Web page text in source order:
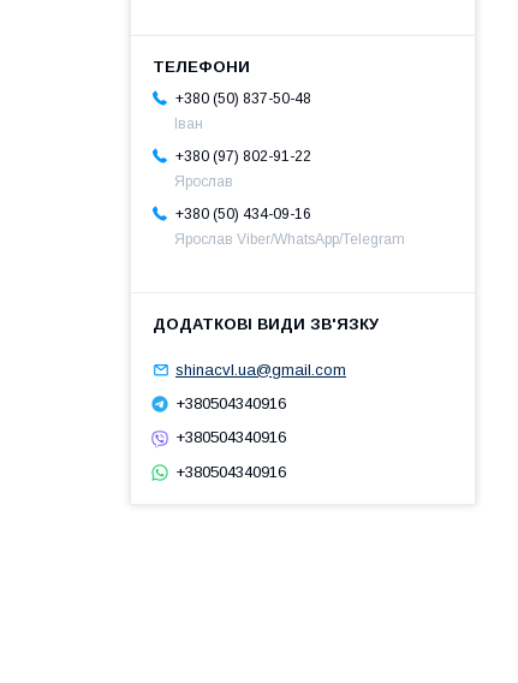
+380 (50) 837-50-48
Іван
+380 (97) 802-91-22
Ярослав
+380 (50) 434-09-16
Ярослав Viber/WhatsApp/Telegram
shinacvl.ua@gmail.com
+380504340916
+380504340916
+380504340916